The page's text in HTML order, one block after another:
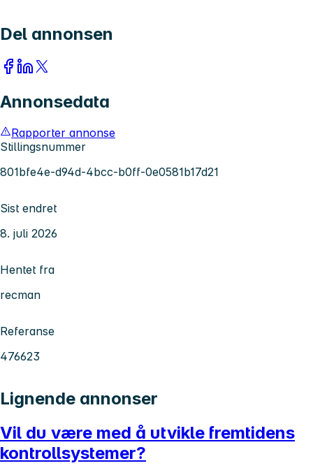
Del annonsen
Annonsedata
Rapporter annonse
Stillingsnummer
801bfe4e-d94d-4bcc-b0ff-0e0581b17d21
Sist endret
8. juli 2026
Hentet fra
recman
Referanse
476623
Lignende annonser
Vil du være med å utvikle fremtidens
kontrollsystemer?